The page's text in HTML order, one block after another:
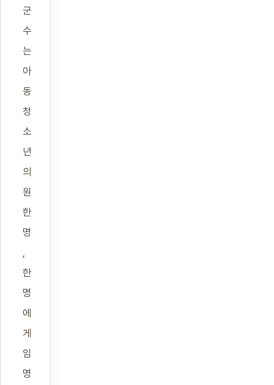
군
수
는
아
동
청
소
년
의
원
한
명
한
명
에
게
임
명